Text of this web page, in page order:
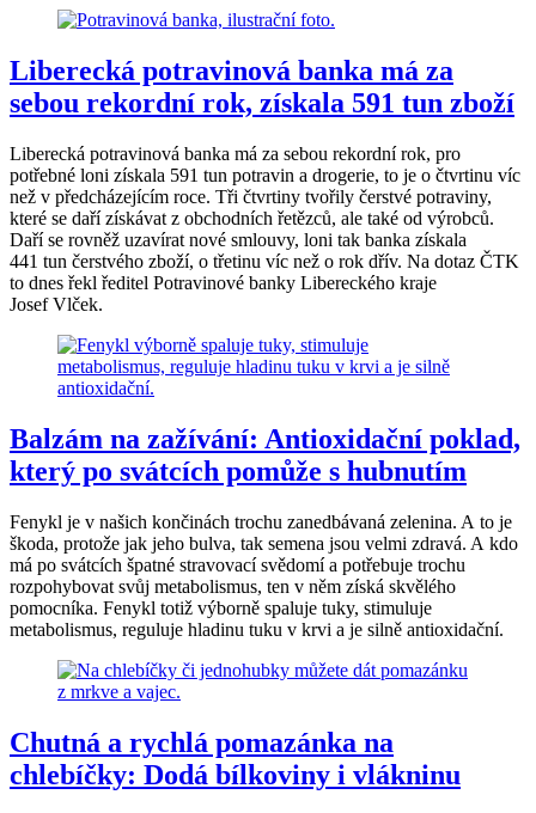
Liberecká potravinová banka má za
sebou rekordní rok, získala 591 tun zboží
Liberecká potravinová banka má za sebou rekordní rok, pro
potřebné loni získala 591 tun potravin a drogerie, to je o čtvrtinu víc
než v předcházejícím roce. Tři čtvrtiny tvořily čerstvé potraviny,
které se daří získávat z obchodních řetězců, ale také od výrobců.
Daří se rovněž uzavírat nové smlouvy, loni tak banka získala
441 tun čerstvého zboží, o třetinu víc než o rok dřív. Na dotaz ČTK
to dnes řekl ředitel Potravinové banky Libereckého kraje
Josef Vlček.
Balzám na zažívání: Antioxidační poklad,
který po svátcích pomůže s hubnutím
Fenykl je v našich končinách trochu zanedbávaná zelenina. A to je
škoda, protože jak jeho bulva, tak semena jsou velmi zdravá. A kdo
má po svátcích špatné stravovací svědomí a potřebuje trochu
rozpohybovat svůj metabolismus, ten v něm získá skvělého
pomocníka. Fenykl totiž výborně spaluje tuky, stimuluje
metabolismus, reguluje hladinu tuku v krvi a je silně antioxidační.
Chutná a rychlá pomazánka na
chlebíčky: Dodá bílkoviny i vlákninu